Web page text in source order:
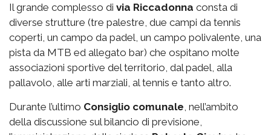
Il grande complesso di via Riccadonna consta di
diverse strutture (tre palestre, due campi da tennis
coperti, un campo da padel, un campo polivalente, una
pista da MTB ed allegato bar) che ospitano molte
associazioni sportive del territorio, dal padel, alla
pallavolo, alle arti marziali, al tennis e tanto altro.
Durante l’ultimo Consiglio comunale , nell’ambito
della discussione sul bilancio di previsione,